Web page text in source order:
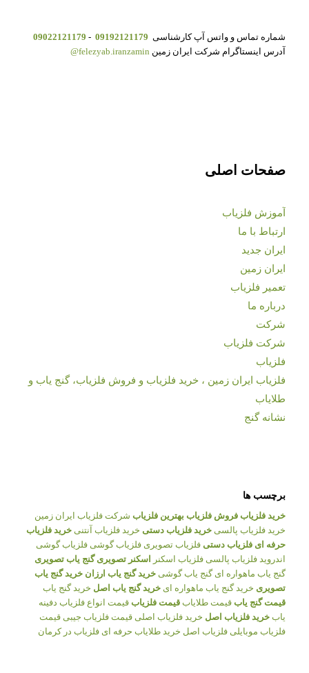
شماره تماس و واتس آپ کارشناسی 09192121179
-
09022121179
آدرس اینستاگرام شرکت ایران زمین felezyab.iranzamin@
صفحات اصلی
آموزش فلزیاب
ارتباط با ما
ایران جدید
ایران زمین
تعمیر فلزیاب
درباره ما
شرکت
شرکت فلزیاب
فلزیاب
فلزیاب ایران زمین ، خرید فلزیاب و فروش فلزیاب، گنج یاب و
طلایاب
نشانه گنج
برچسب ها
خرید فلزیاب فروش فلزیاب بهترین فلزیاب شرکت فلزیاب ایران زمین
خرید فلزیاب پالسی خرید فلزیاب دستی خرید فلزیاب آنتنی خرید فلزیاب
حرفه ای فلزیاب دستی فلزیاب تصویری فلزیاب گوشی فلزیاب گوشی
اندروید فلزیاب پالسی فلزیاب اسکنر اسکنر تصویری گنج یاب تصویری
گنج یاب ماهواره ای گنج یاب گوشی خرید گنج یاب ارزان خرید گنج یاب
تصویری خرید گنج یاب ماهواره ای خرید گنج یاب اصل خرید گنج یاب
قیمت گنج یاب قیمت طلایاب قیمت فلزیاب قیمت انواع فلزیاب دفینه
یاب خرید فلزیاب اصل خرید فلزیاب اصلی قیمت فلزیاب جیبی قیمت
فلزیاب موبایلی فلزیاب اصل خرید طلایاب حرفه ای فلزیاب در کرمان